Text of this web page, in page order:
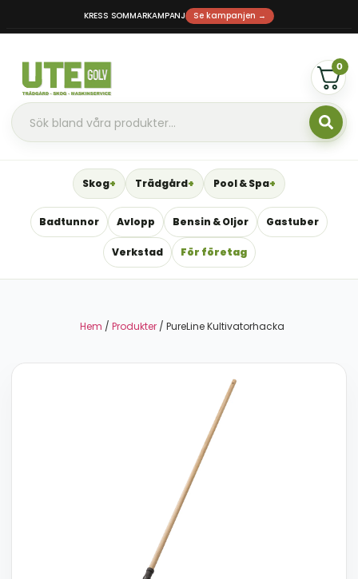
KRESS SOMMARKAMPANJ Se kampanjen →
0
Skog Trädgård Pool & Spa
Badtunnor Avlopp Bensin & Oljor Gastuber
Verkstad För företag
Hem / Produkter / PureLine Kultivatorhacka